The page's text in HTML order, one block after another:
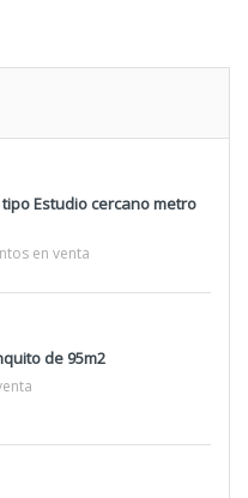
Estudio cercano metro
en venta
de 95m2